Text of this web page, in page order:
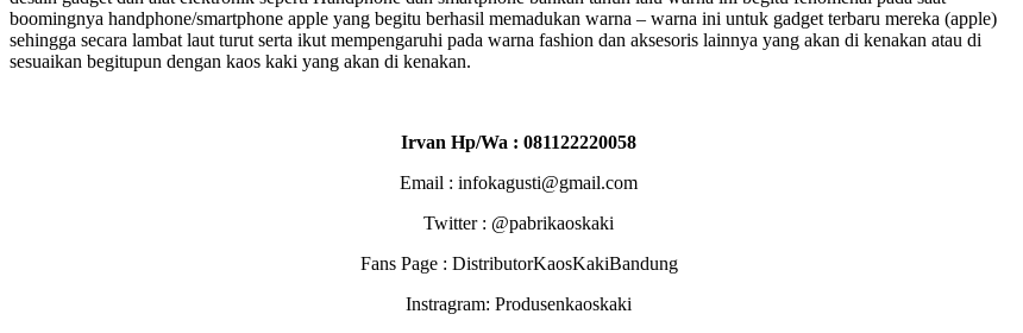
boomingnya handphone/smartphone apple yang begitu berhasil memadukan warna – warna ini untuk gadget terbaru mereka (apple)
sehingga secara lambat laut turut serta ikut mempengaruhi pada warna fashion dan aksesoris lainnya yang akan di kenakan atau di
sesuaikan begitupun dengan kaos kaki yang akan di kenakan.
Irvan Hp/Wa : 081122220058
Email : infokagusti@gmail.com
Twitter : @pabrikaoskaki
Fans Page : DistributorKaosKakiBandung
Instragram: Produsenkaoskaki